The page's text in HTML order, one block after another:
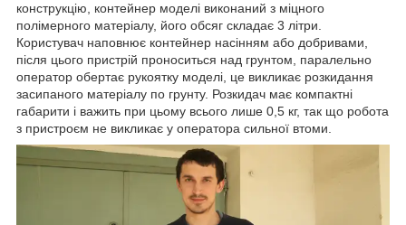
конструкцію, контейнер моделі виконаний з міцного
полімерного матеріалу, його обсяг складає 3 літри.
Користувач наповнює контейнер насінням або добривами,
після цього пристрій проноситься над грунтом, паралельно
оператор обертає рукоятку моделі, це викликає розкидання
засипаного матеріалу по грунту. Розкидач має компактні
габарити і важить при цьому всього лише 0,5 кг, так що робота
з пристроєм не викликає у оператора сильної втоми.